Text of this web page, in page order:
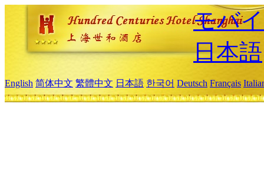
モバ
日本語
English 简体中文 繁體中文 日本語 한국어 Deutsch Français